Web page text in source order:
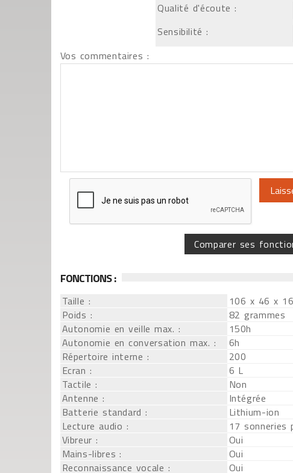
Qualité d'écoute :
Sensibilité :
Vos commentaires :
Comparer ses
FONCTIONS :
Taille :
106 x 46 x
Poids :
82 grammes
Autonomie en veille max. :
150h
Autonomie en conversation max. :
6h
Répertoire interne :
200
Ecran :
6 L
Tactile :
Non
Antenne :
Intégrée
Batterie standard :
Lithium-ion
Lecture audio :
17 sonneries
Vibreur :
Oui
Mains-libres :
Oui
Reconnaissance vocale :
Oui